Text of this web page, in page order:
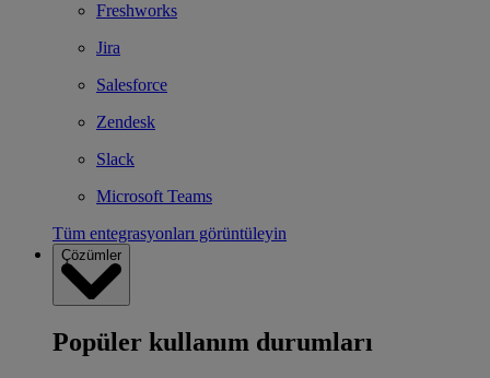
Freshworks
Jira
Salesforce
Zendesk
Slack
Microsoft Teams
Tüm entegrasyonları görüntüleyin
Çözümler
Popüler kullanım durumları